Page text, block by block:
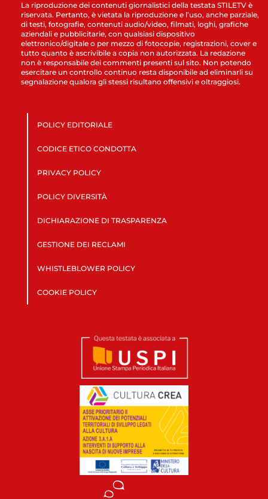
La riproduzione dei contenuti giornalistici della testata STILETV è
riservata. Pertanto, è vietata la riproduzione e l’uso, anche parziale,
di testi, fotografie, contenuti audio/video, filmati, loghi, grafiche
aziendali e pubblicitarie, con qualsiasi dispositivo
elettronico/digitale o per mezzo di fotocopie, registrazioni, cover e
tutto quanto è ascrivibile a copia non autorizzata. La redazione
non è responsabile dei commenti presenti sul sito. Non potendo
esercitare un controllo continuo resta disponibile ad eliminarli su
segnalazione qualora gli stessi risultano offensivi e oltraggiosi.
POLICY EDITORIALE
CODICE ETICO CONDOTTA
PRIVACY POLICY
POLICY DIVERSITÀ
DICHIARAZIONE DI TRASPARENZA
GESTIONE DEI RECLAMI
WHISTLEBLOWER POLICY
COOKIE POLICY